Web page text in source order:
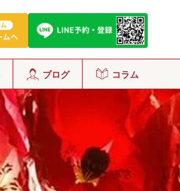
ブログ コラム